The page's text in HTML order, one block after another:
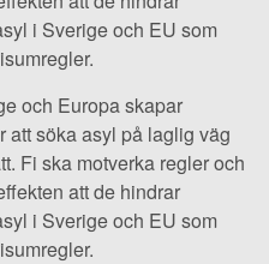
i Sverige och EU som
och Europa skapar
att söka asyl på laglig väg
Fi ska motverka regler och
att de hindrar
i Sverige och EU som